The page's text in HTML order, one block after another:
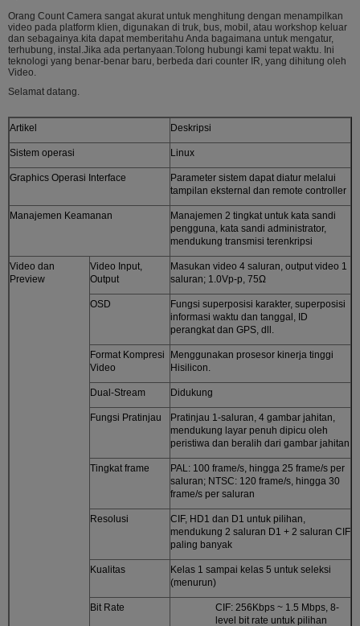
Orang Count Camera sangat akurat untuk menghitung dengan menampilkan
video pada platform klien, digunakan di truk, bus, mobil, atau workshop keluar
dan sebagainya.kita dapat memberitahu Anda bagaimana untuk mengatur,
terhubung, instal.Jika ada pertanyaan.Tolong hubungi kami tepat waktu. Ini
teknologi yang benar-benar baru, berbeda dari counter IR, yang dihitung oleh
Video.
Selamat datang.
Artikel Deskripsi
Sistem operasi Linux
Graphics Operasi Interface
Parameter sistem dapat diatur melalui
tampilan eksternal dan remote controller
Manajemen Keamanan
Manajemen 2 tingkat untuk kata sandi
pengguna, kata sandi administrator,
mendukung transmisi terenkripsi
Video dan
Preview
Video Input,
Output
Masukan video 4 saluran, output video 1
saluran; 1.0Vp-p, 75Ω
OSD
Fungsi superposisi karakter, superposisi
informasi waktu dan tanggal, ID
perangkat dan GPS, dll.
Format Kompresi
Video
Menggunakan prosesor kinerja tinggi
Hisilicon.
Dual-Stream Didukung
Fungsi Pratinjau
Pratinjau 1-saluran, 4 gambar jahitan,
mendukung layar penuh dipicu oleh
peristiwa dan beralih dari gambar jahitan
Tingkat frame
PAL: 100 frame/s, hingga 25 frame/s per
saluran; NTSC: 120 frame/s, hingga 30
frame/s per saluran
Resolusi
CIF, HD1 dan D1 untuk pilihan,
mendukung 2 saluran D1 + 2 saluran CIF
paling banyak
Kualitas
Kelas 1 sampai kelas 5 untuk seleksi
(menurun)
Bit Rate
CIF: 256Kbps ~ 1.5 Mbps, 8-
level bit rate untuk pilihan